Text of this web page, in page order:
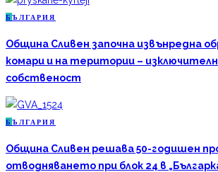
Б ЪЛГАРИЯ
Община Сливен започна извънредна
комари и на територии –
собственост
Б ЪЛГАРИЯ
Община Сливен решава 50-годишен
отводняването при блок 24 в